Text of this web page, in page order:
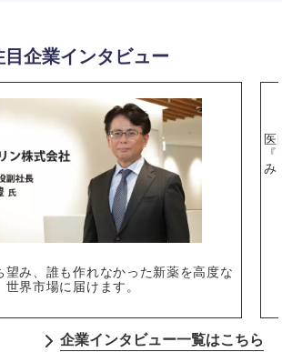
目企業インタビュー
望み、誰も作れなかった新薬を高度な
界市場に届けます。
医
み
企業インタビュー一覧はこちら